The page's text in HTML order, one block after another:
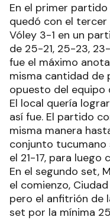
En el primer
quedó con el
Vóley 3-1 en un
de 25-21, 25-23,
fue el máximo
misma cantidad de
opuesto del equipo
El local quería
así fue. El partido
misma manera
conjunto tucumano
el 21-17, para luego
En el segundo set,
el comienzo,
pero el anfitrión de
set por la mínima